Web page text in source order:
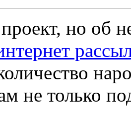
но об
не только